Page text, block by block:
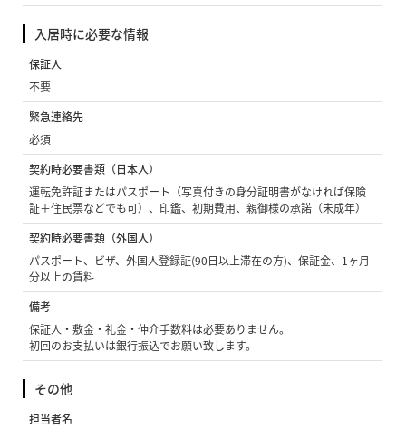
入居時に必要な情報
保証人
不要
緊急連絡先
必須
契約時必要書類（日本人）
運転免許証またはパスポート（写真付きの身分証明書がなければ保険
証＋住民票などでも可）、印鑑、初期費用、親御様の承諾（未成年）
契約時必要書類（外国人）
パスポート、ビザ、外国人登録証(90日以上滞在の方)、保証金、1ヶ月
分以上の賃料
備考
保証人・敷金・礼金・仲介手数料は必要ありません。
初回のお支払いは銀行振込でお願い致します。
その他
担当者名